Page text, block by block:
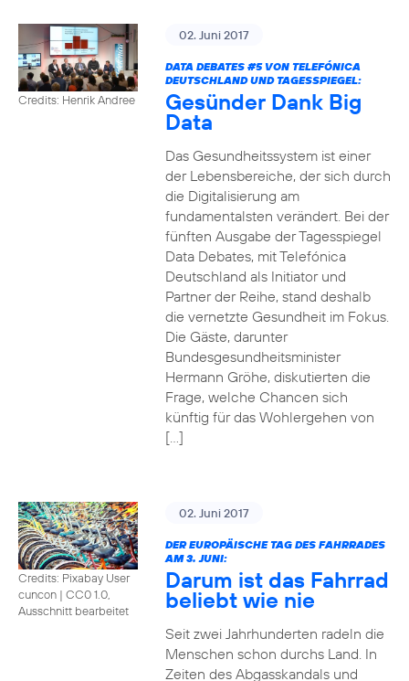
Credits: Henrik Andree
02. Juni 2017
DATA DEBATES #5VON TELEFÓNICA
DEUTSCHLAND UND TAGESSPIEGEL:
Gesünder Dank Big
Data
Das Gesundheitssystem ist einer
der Lebensbereiche, der sich durch
die Digitalisierung am
fundamentalsten verändert. Bei der
fünften Ausgabe der Tagesspiegel
Data Debates, mit Telefónica
Deutschland als Initiator und
Partner der Reihe, stand deshalb
die vernetzte Gesundheit im Fokus.
Die Gäste, darunter
Bundesgesundheitsminister
Hermann Gröhe, diskutierten die
Frage, welche Chancen sich
künftig für das Wohlergehen von
[…]
Credits: Pixabay User
cuncon | CC0 1.0,
Ausschnitt bearbeitet
02. Juni 2017
DER EUROPÄISCHE TAG DES FAHRRADES
AM 3. JUNI:
Darum ist das Fahrrad
beliebt wie nie
Seit zwei Jahrhunderten radeln die
Menschen schon durchs Land. In
Zeiten des Abgasskandals und